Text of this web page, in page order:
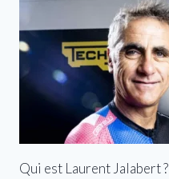
Qui est Laurent Jalabert ?